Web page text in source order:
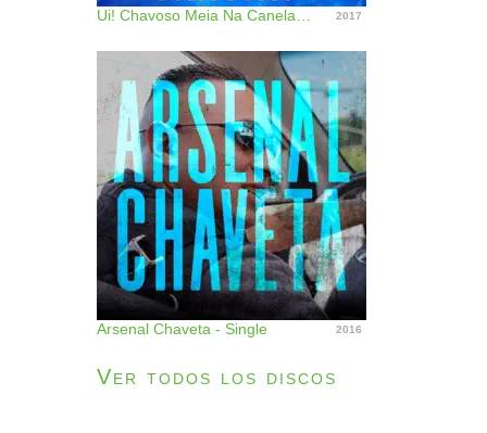
2017
Arsenal Chaveta - Single 2016
Ver todos los discos